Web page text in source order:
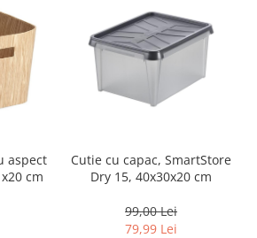
aspect
cm
Cutie cu capac, SmartStore
Dry 15, 40x30x20 cm
99,00 Lei
79,99 Lei